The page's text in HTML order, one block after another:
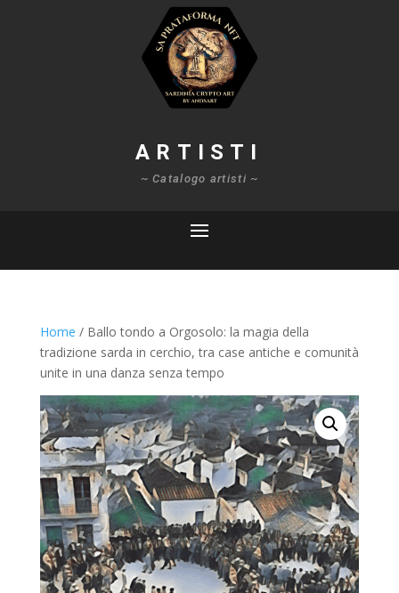
ARTISTI
~ Catalogo artisti ~
Home / Ballo tondo a Orgosolo: la magia della
tradizione sarda in cerchio, tra case antiche e comunità
unite in una danza senza tempo